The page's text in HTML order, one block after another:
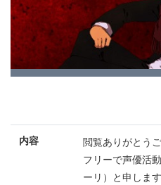
内容
閲覧ありがとう
フリーで声優活
ーリ）と申します